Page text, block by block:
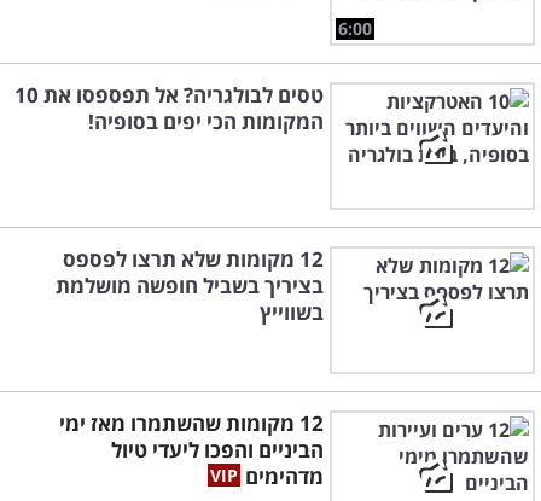
6:00
טסים לבולגריה? אל תפספסו את 10
המקומות הכי יפים בסופיה!
12 מקומות שלא תרצו לפספס
בציריך בשביל חופשה מושלמת
בשווייץ
12 מקומות שהשתמרו מאז ימי
הביניים והפכו ליעדי טיול
מדהימים